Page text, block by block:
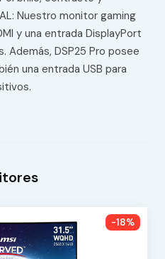
Nuestro monitor gaming
y una entrada DisplayPort
Además, DSP25 Pro posee
una entrada USB para
-18%